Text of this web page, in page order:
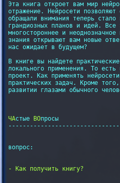
Эта книга откроет вам мир
отражение. Нейросети
обращали внимания теперь
грандиозных планов и идей.
многостороннее и
знания открывают вам новые
нас ожидает в будущем?
В книге вы найдете
локального применения. То
проект. Как применять
практических задач. Кроме
развитии глазами обычного
ЧАстые ВОпросы
вопрос: